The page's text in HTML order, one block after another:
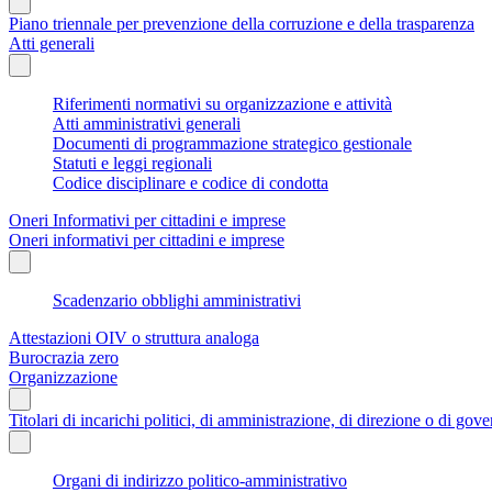
Piano triennale per prevenzione della corruzione e della trasparenza
Atti generali
Riferimenti normativi su organizzazione e attività
Atti amministrativi generali
Documenti di programmazione strategico gestionale
Statuti e leggi regionali
Codice disciplinare e codice di condotta
Oneri Informativi per cittadini e imprese
Oneri informativi per cittadini e imprese
Scadenzario obblighi amministrativi
Attestazioni OIV o struttura analoga
Burocrazia zero
Organizzazione
Titolari di incarichi politici, di amministrazione, di direzione o di
Organi di indirizzo politico-amministrativo